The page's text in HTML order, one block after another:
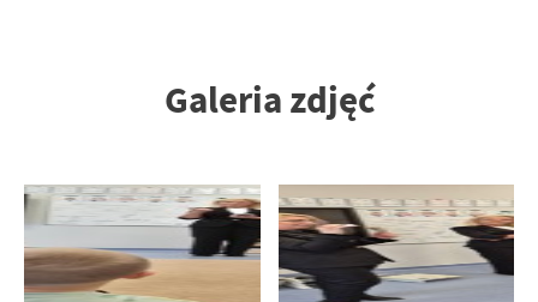
Galeria zdjęć